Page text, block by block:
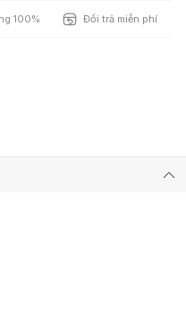
100% Đổi trả miễn phí